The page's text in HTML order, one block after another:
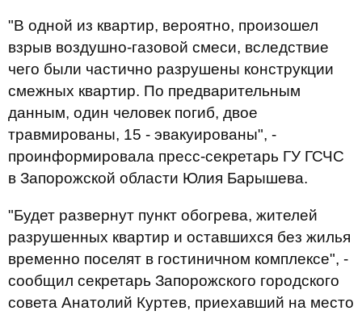
"В одной из квартир, вероятно, произошел
взрыв воздушно-газовой смеси, вследствие
чего были частично разрушены конструкции
смежных квартир. По предварительным
данным, один человек погиб, двое
травмированы, 15 - эвакуированы", -
проинформировала пресс-секретарь ГУ ГСЧС
в Запорожской области Юлия Барышева.
"Будет развернут пункт обогрева, жителей
разрушенных квартир и оставшихся без жилья
временно поселят в гостиничном комплексе", -
сообщил секретарь Запорожского городского
совета Анатолий Куртев, приехавший на место